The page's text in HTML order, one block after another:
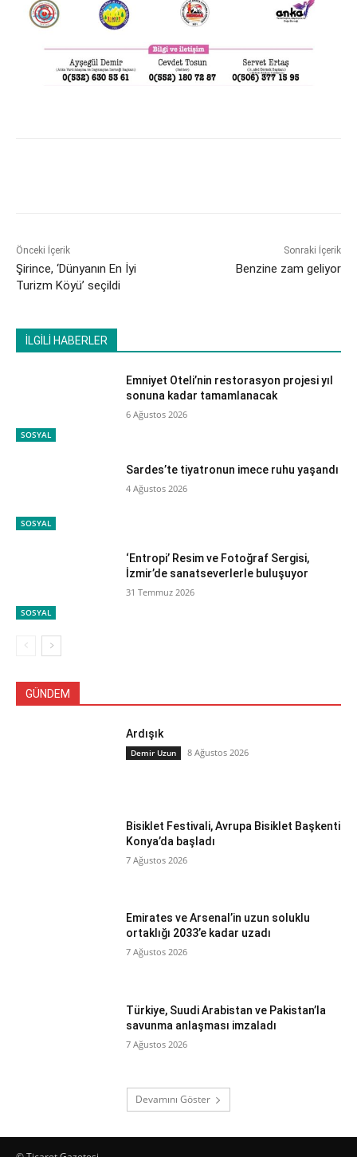
Önceki İçerik
Şirince, ‘Dünyanın En İyi
Turizm Köyü’ seçildi
Sonraki İçerik
Benzine zam geliyor
İLGİLİ HABERLER
SOSYAL
Emniyet Oteli’nin restorasyon projesi yıl
sonuna kadar tamamlanacak
6 Ağustos 2026
SOSYAL
Sardes’te tiyatronun imece ruhu yaşandı
4 Ağustos 2026
SOSYAL
‘Entropi’ Resim ve Fotoğraf Sergisi,
İzmir’de sanatseverlerle buluşuyor
31 Temmuz 2026
GÜNDEM
Ardışık
Demir Uzun 8 Ağustos 2026
Bisiklet Festivali, Avrupa Bisiklet Başkenti
Konya’da başladı
7 Ağustos 2026
Emirates ve Arsenal’in uzun soluklu
ortaklığı 2033’e kadar uzadı
7 Ağustos 2026
Türkiye, Suudi Arabistan ve Pakistan’la
savunma anlaşması imzaladı
7 Ağustos 2026
Devamını Göster